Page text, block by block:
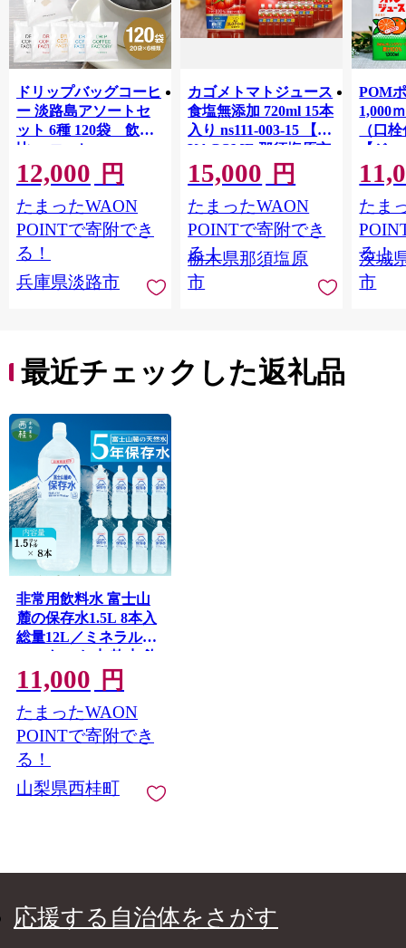
ドリップバッグコーヒ
ー 淡路島アソートセ
ット 6種 120袋 飲み
比べ コーヒー
12,000 円
たまったWAON
POINTで寄附でき
る！
兵庫県淡路市
カゴメトマトジュース
食塩無添加 720ml 15本
入り ns111-003-15 【
KAGOME 那須塩原市
ギフト トマト 野菜 ジ
ュース 飲料 ドリンク
健康 GABA 血圧 コレ
ステロール】
15,000 円
たまったWAON
POINTで寄附でき
る！
栃木県那須塩原
市
POM
1,000
（口
【ジ
Ｍ 爽
ジ 果
ンス
ンド
庫 ド
入れし
アタイ
たま
る！
茨城
市
最近チェックした返礼品
非常用飲料水 富士山
麓の保存水1.5L 8本入
総量12L／ミネラルウ
ォーター お水 軟水 飲
料 飲料水 ペットボト
ル 生活必需品 消耗品
備蓄 備蓄水 防災用品
防災 災害対策 5年 長
期保存 人気 まろやか
おいしい 送料無料 山
梨県 西桂町【n0545-
11,000 円
たまったWAON
POINTで寄附でき
る！
山梨県西桂町
応援する自治体をさがす